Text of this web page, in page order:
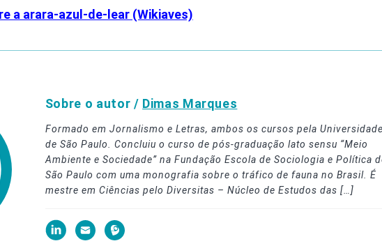
a arara-azul-de-lear (Wikiaves)
Sobre o autor / Dimas Marques
Formado em Jornalismo e Letras, ambos os cursos pela
de São Paulo. Concluiu o curso de pós-graduação lato sensu “Meio
Ambiente e Sociedade” na Fundação Escola de Sociologia e Política
São Paulo com uma monografia sobre o tráfico de fauna no Brasil. É
mestre em Ciências pelo Diversitas – Núcleo de Estudos das […]